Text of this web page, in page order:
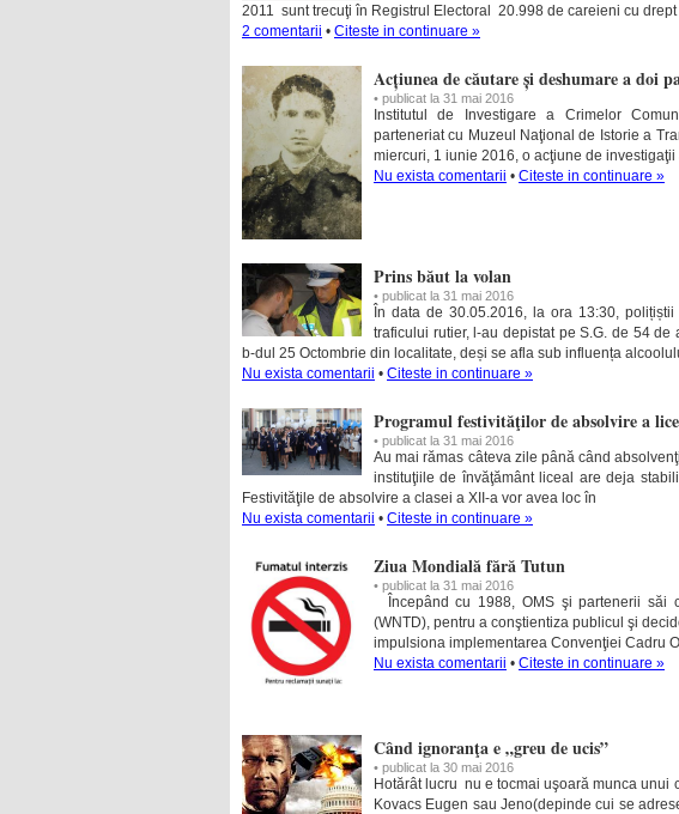
2011 sunt trecuţi în Registrul Electoral 20.998 de careieni cu drept
2 comentarii • Citeste in continuare »
Acțiunea de căutare și deshumare a
• publicat la 31 mai 2016
Institutul de Investigare a Crimelor
parteneriat cu Muzeul Naţional de Istorie a
miercuri, 1 iunie 2016, o acţiune de
Nu exista comentarii • Citeste in continuare »
Prins băut la volan
• publicat la 31 mai 2016
În data de 30.05.2016, la ora 13:30,
traficului rutier, l-au depistat pe S.G. de 54
b-dul 25 Octombrie din localitate, deși se afla sub influența
Nu exista comentarii • Citeste in continuare »
Programul festivităţilor de absolvire a
• publicat la 31 mai 2016
Au mai rămas câteva zile până când
instituţiile de învăţământ liceal are deja
Festivităţile de absolvire a clasei a XII-a vor avea loc în
Nu exista comentarii • Citeste in continuare »
Ziua Mondială fără Tutun
• publicat la 31 mai 2016
Începând cu 1988, OMS şi partenerii săi
(WNTD), pentru a conştientiza publicul şi
impulsiona implementarea Convenţiei Cadru
Nu exista comentarii • Citeste in continuare »
Când ignoranţa e „greu de ucis”
• publicat la 30 mai 2016
Hotărât lucru nu e tocmai uşoară munca unui
Kovacs Eugen sau Jeno(depinde cui se